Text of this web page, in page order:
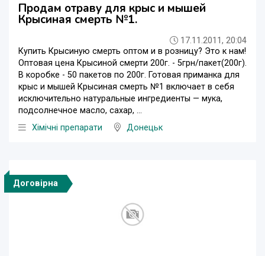
Продам отраву для крыс и мышей
Крысиная смерть №1.
17.11.2011, 20:04
Купить Крысиную смерть оптом и в розницу? Это к нам!
Оптовая цена Крысиной смерти 200г. - 5грн/пакет(200г).
В коробке - 50 пакетов по 200г. Готовая приманка для
крыс и мышей Крысиная смерть №1 включает в себя
исключительно натуральные ингредиенты — мука,
подсолнечное масло, сахар, ...
Хімічні препарати
Донецьк
Договірна